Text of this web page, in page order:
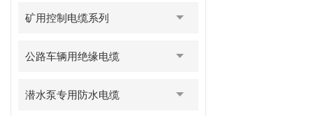
矿用控制电缆系列
公路车辆用绝缘电缆
潜水泵专用防水电缆